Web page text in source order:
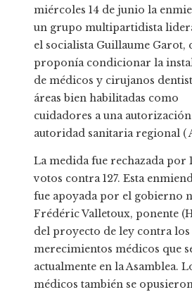
miércoles 14 de junio la
un grupo multipartidista
el socialista Guillaume Garot,
proponía condicionar la
de médicos y cirujanos
áreas bien habilitadas como
cuidadores a una
autoridad sanitaria regional (
La medida fue rechazada por
votos contra 127. Esta
fue apoyada por el gobierno
Frédéric Valletoux, ponente
del proyecto de ley contra los
merecimientos médicos que
actualmente en la Asamblea.
médicos también se